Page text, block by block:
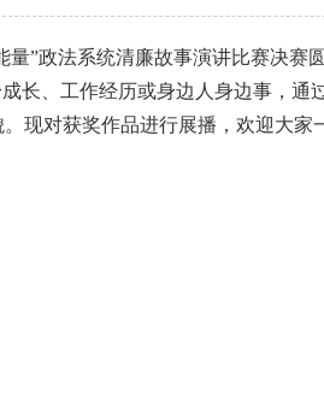
”政法系统清廉故事演讲比赛决赛圆
、工作经历或身边人身边事，通
现对获奖作品进行展播，欢迎大家